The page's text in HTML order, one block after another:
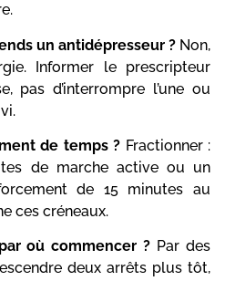
un antidépresseur ?Non,
Informer le prescripteur
pas d’interrompre l’une ou
de temps ? Fractionner :
de marche active ou un
de 15 minutes au
ces créneaux.
où commencer ? Par des
deux arrêts plus tôt,